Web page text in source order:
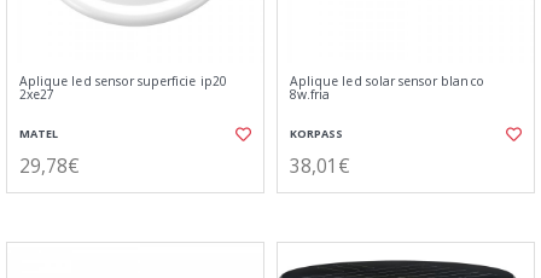
Aplique led sensor superficie ip20
2xe27
MATEL
29,78€
Aplique led solar sensor blanco
8w.fria
KORPASS
38,01€